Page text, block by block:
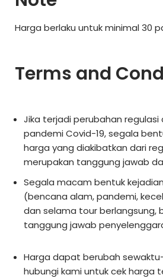
Harga berlaku untuk minimal 30
Terms and
Jika terjadi perubahan regulasi
pandemi Covid-19, segala
harga yang diakibatkan dari
merupakan tanggung jawab
Segala macam bentuk
(bencana alam, pandemi,
dan selama tour berlangsung,
tanggung jawab
Harga dapat berubah
hubungi kami untuk cek harga